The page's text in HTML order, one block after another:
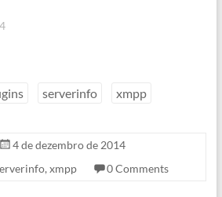
serverinfo xmpp
4 de dezembro de 2014
,xmpp 0 Comments